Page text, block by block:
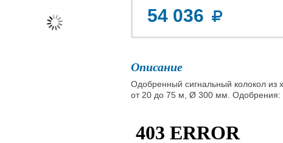
54 036
Описание
Одобренный сигнальный колокол из
от 20 до 75 м, Ø 300 мм. Одобрения: